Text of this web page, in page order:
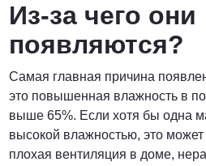
Из-за чего они
появляются?
Самая главная причина
это повышенная влажность в
выше 65%. Если хотя бы одна
высокой влажностью, это
плохая вентиляция в доме,